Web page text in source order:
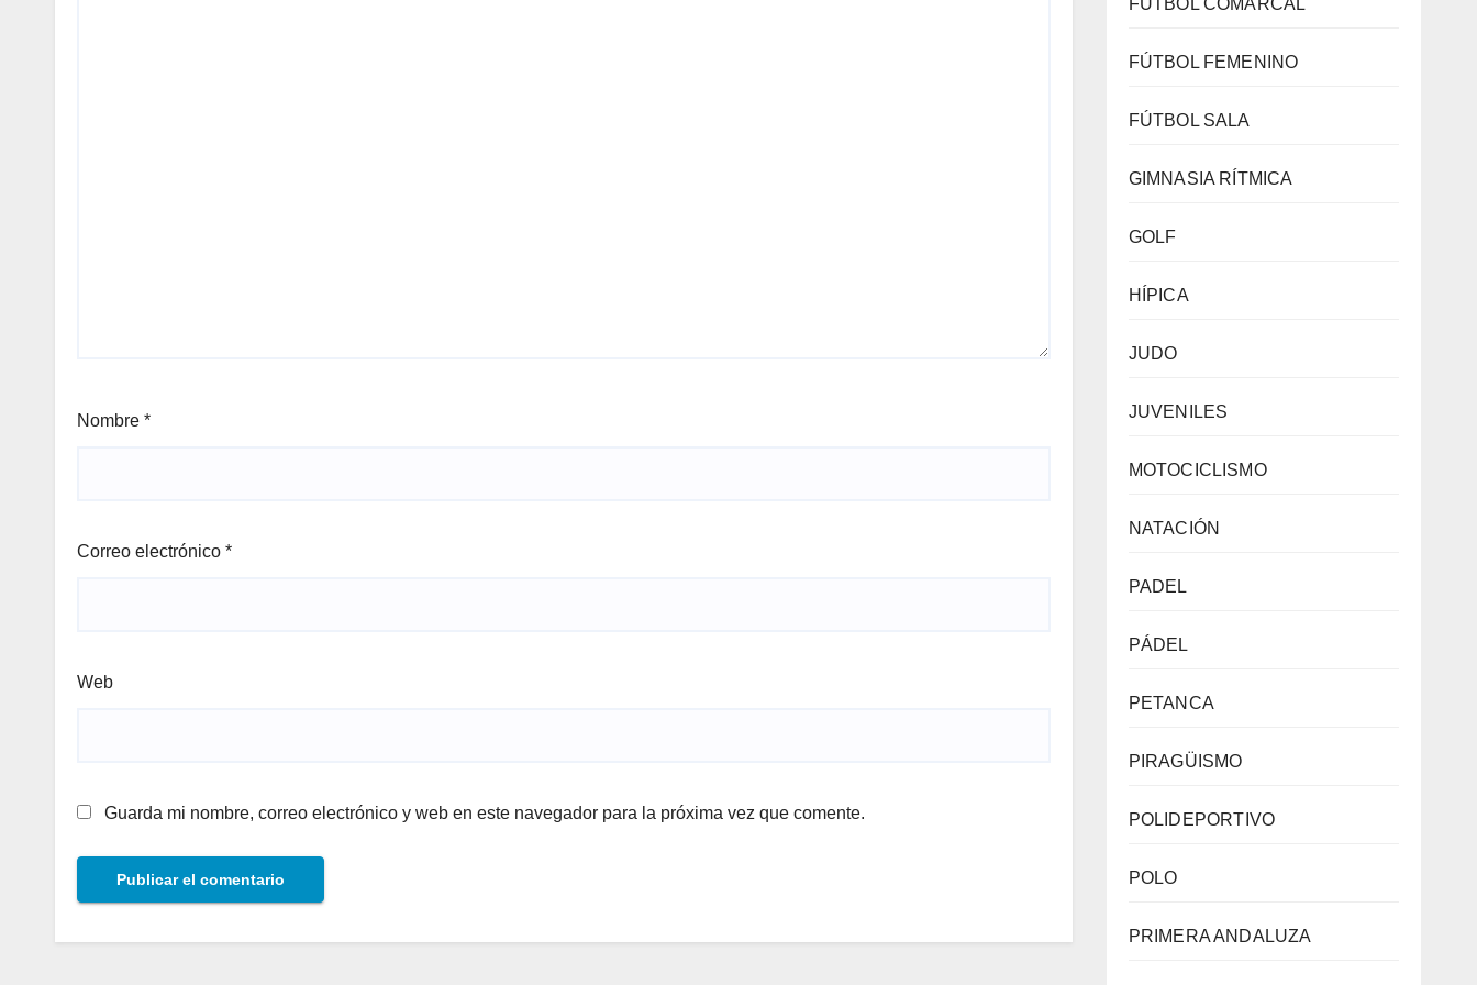
Nombre *
Correo electrónico *
Web
Guarda mi nombre, correo electrónico y web en este navegador para la próxima vez que comente.
FÚTBOL COMARCAL
FÚTBOL FEMENINO
FÚTBOL SALA
GIMNASIA RÍTMICA
GOLF
HÍPICA
JUDO
JUVENILES
MOTOCICLISMO
NATACIÓN
PADEL
PÁDEL
PETANCA
PIRAGÜISMO
POLIDEPORTIVO
POLO
PRIMERA ANDALUZA